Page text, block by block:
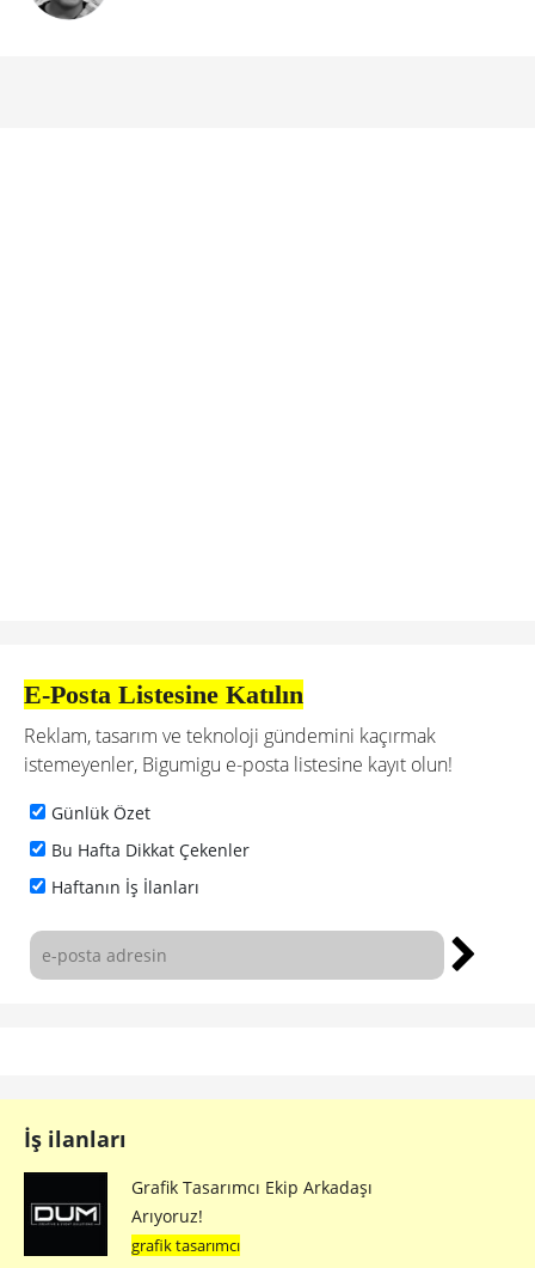
E-Posta Listesine Katılın
Reklam, tasarım ve teknoloji gündemini kaçırmak
istemeyenler, Bigumigu e-posta listesine kayıt olun!
Günlük Özet
Bu Hafta Dikkat Çekenler
Haftanın İş İlanları
İş ilanları
Grafik Tasarımcı Ekip Arkadaşı
Arıyoruz!
grafik tasarımcı